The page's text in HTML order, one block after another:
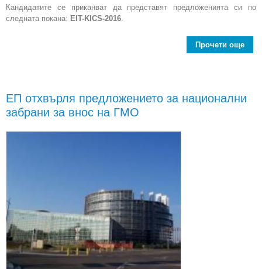
Кандидатите се приканват да представят предложенията си по
следната покана: EIT-KICS-2016.
Прочети още
ЕП отхвърля предложението за национални
забрани за внос на ГМО